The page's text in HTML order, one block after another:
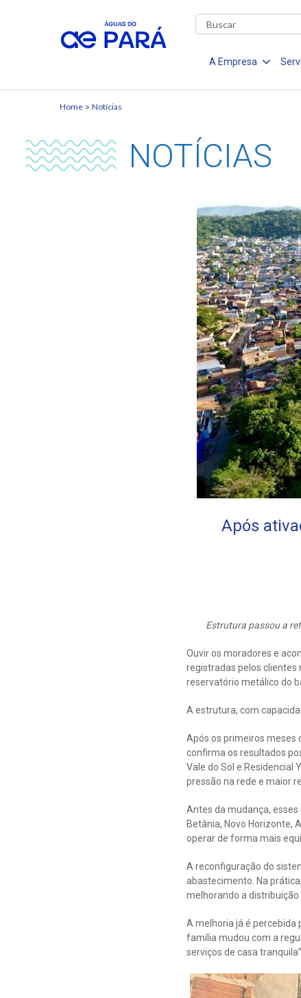
A Empresa
Home Notícias
NOTÍCIAS
Após
Estrutura passou a
Ouvir os moradores e
registradas pelos clientes
reservatório metálico do
A estrutura, com
Após os primeiros meses
confirma os resultados
Vale do Sol e Residencial
pressão na rede e maior
Antes da mudança,
Betânia, Novo Horizonte,
operar de forma mais
A reconfiguração do
abastecimento. Na
melhorando a
A melhoria já é percebida
família mudou com a
serviços de casa